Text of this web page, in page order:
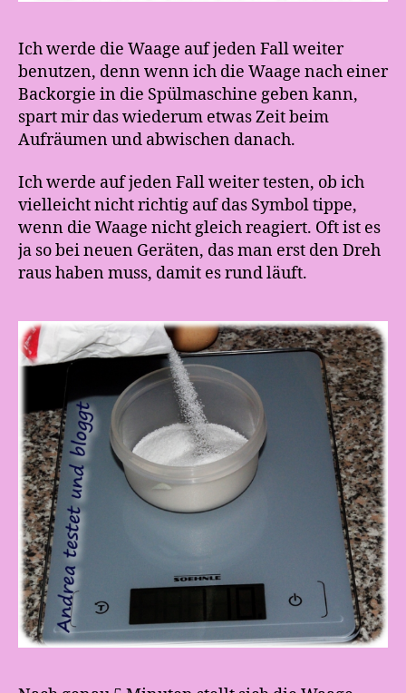
Ich werde die Waage auf jeden Fall weiter
benutzen, denn wenn ich die Waage nach einer
Backorgie in die Spülmaschine geben kann,
spart mir das wiederum etwas Zeit beim
Aufräumen und abwischen danach.
Ich werde auf jeden Fall weiter testen, ob ich
vielleicht nicht richtig auf das Symbol tippe,
wenn die Waage nicht gleich reagiert. Oft ist es
ja so bei neuen Geräten, das man erst den Dreh
raus haben muss, damit es rund läuft.